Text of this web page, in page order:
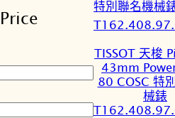
TISSOT 天梭
43mm
80 COSC 特
械錶